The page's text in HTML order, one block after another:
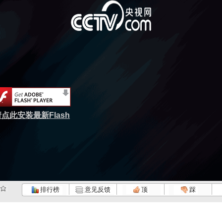
点此安装最新Flash
排行榜 意见反馈 顶 踩